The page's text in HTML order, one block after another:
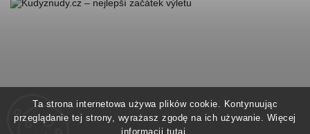
Ta strona internetowa używa plików cookie. Kontynuując
przeglądanie tej strony, wyrażasz zgodę na ich używanie. Więcej
informacji tutaj